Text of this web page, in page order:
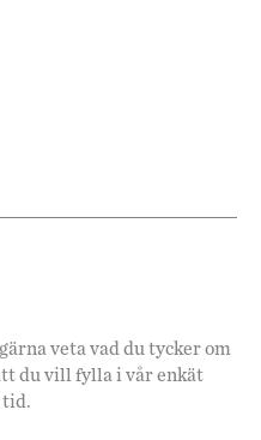
veta vad du tycker om
du vill fylla i vår enkät
tid.